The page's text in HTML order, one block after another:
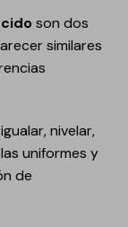
son dos
similares
nivelar,
uniformes y
de